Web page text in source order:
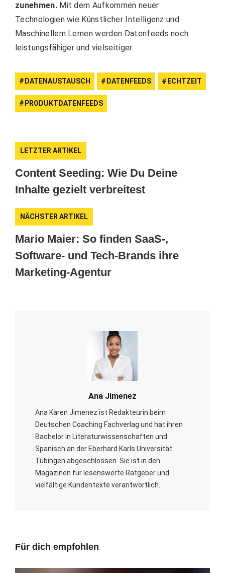
zunehmen.Mit dem Aufkommen neuer
Technologien wie Künstlicher Intelligenz und
Maschinellem Lernen werden Datenfeeds noch
leistungsfähiger und vielseitiger.
DATENAUSTAUSCH DATENFEEDS ECHTZEIT
PRODUKTDATENFEEDS
LETZTER ARTIKEL
Content Seeding: Wie Du Deine
Inhalte gezielt verbreitest
NÄCHSTER ARTIKEL
Mario Maier: So finden SaaS-,
Software- und Tech-Brands ihre
Marketing-Agentur
Ana Jimenez
Ana Karen Jimenez ist Redakteurin beim
Deutschen Coaching Fachverlag und hat ihren
Bachelor in Literaturwissenschaften und
Spanisch an der Eberhard Karls Universität
Tübingen abgeschlossen. Sie ist in den
Magazinen für lesenswerte Ratgeber und
vielfältige Kundentexte verantwortlich.
Für dich empfohlen